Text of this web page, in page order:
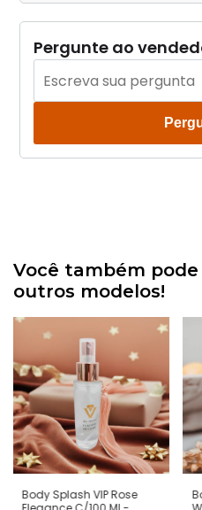
Pergunte ao
Você também
outros modelos!
Body Splash VIP Rose